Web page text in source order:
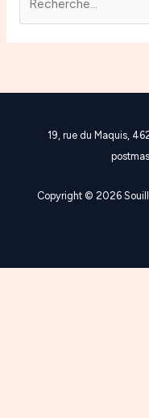
19, rue du Maquis,
Copyright © 2026